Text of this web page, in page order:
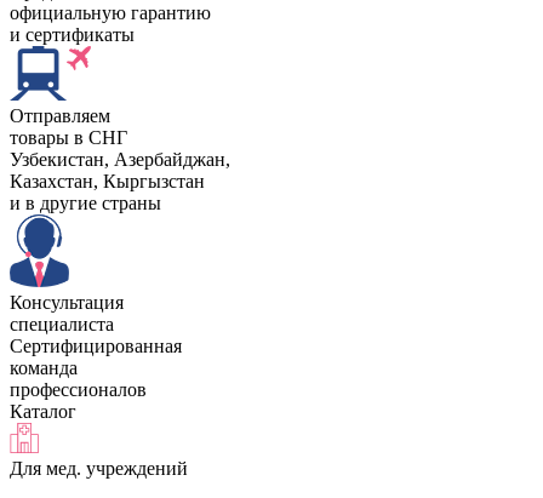
официальную гарантию
и сертификаты
Отправляем
товары в СНГ
Узбекистан, Aзербайджан,
Казахстан, Кыргызстан
и в другие страны
Консультация
специалиста
Сертифицированная
команда
профессионалов
Каталог
Для мед. учреждений